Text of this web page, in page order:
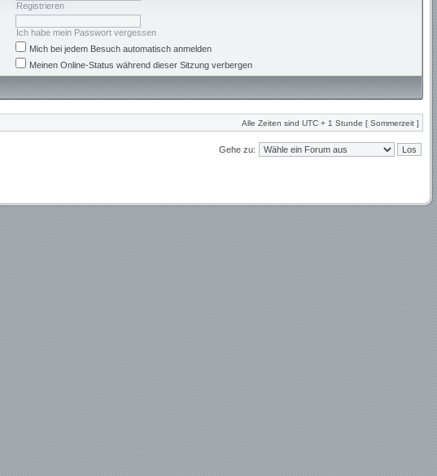
Registrieren
Ich habe mein Passwort vergessen
Mich bei jedem Besuch automatisch anmelden
Meinen Online-Status während dieser Sitzung verbergen
Alle Zeiten sind UTC + 1 Stunde [ Sommerzeit ]
Gehe zu: